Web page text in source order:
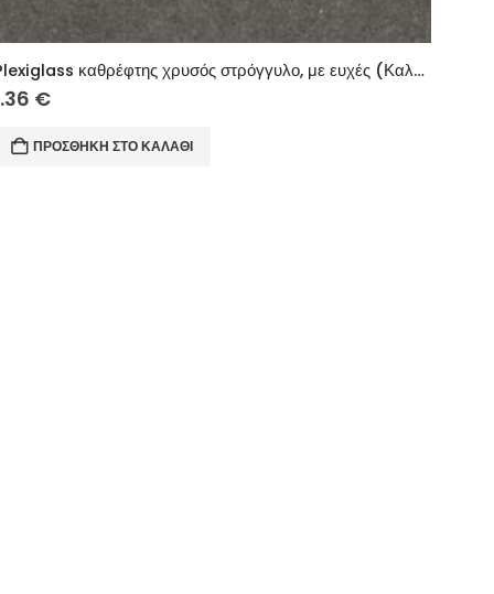
Plexiglass καθρέφτης χρυσός στρόγγυλο, με ευχές (Καλή Χρονιά) 3 εκ.
€
ΠΡΟΣΘΉΚΗ ΣΤΟ ΚΑΛΆΘΙ